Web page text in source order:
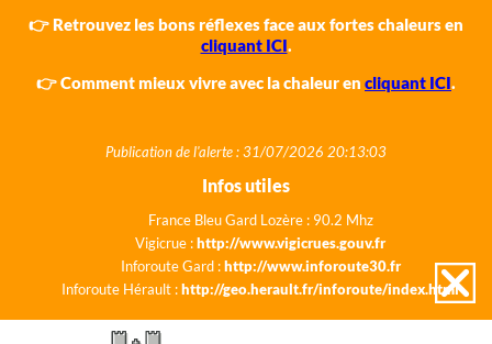
👉 Retrouvez les bons réflexes face aux fortes chaleurs en
cliquant ICI.
👉 Comment mieux vivre avec la chaleur en cliquant ICI.
Publication de l'alerte : 31/07/2026 20:13:03
Infos utiles
France Bleu Gard Lozère : 90.2 Mhz
Vigicrue :http://www.vigicrues.gouv.fr
Inforoute Gard :http://www.inforoute30.fr
Inforoute Hérault :http://geo.herault.fr/inforoute/index.html